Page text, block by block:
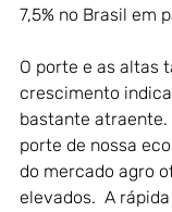
7,5% no Brasil em
O porte e as altas
crescimento
bastante atraente.
porte de nossa
do mercado agro
elevados.  A